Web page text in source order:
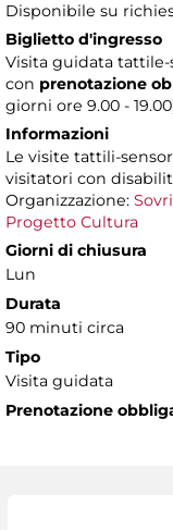
Disponibile su
Biglietto d'ingresso
Visita guidata
con prenotazione
giorni ore 9.00 -
Informazioni
Le visite tattili-
visitatori con
Organizzazione:
Progetto Cultura
Giorni di chiusura
Lun
Durata
90 minuti circa
Tipo
Visita guidata
Prenotazione